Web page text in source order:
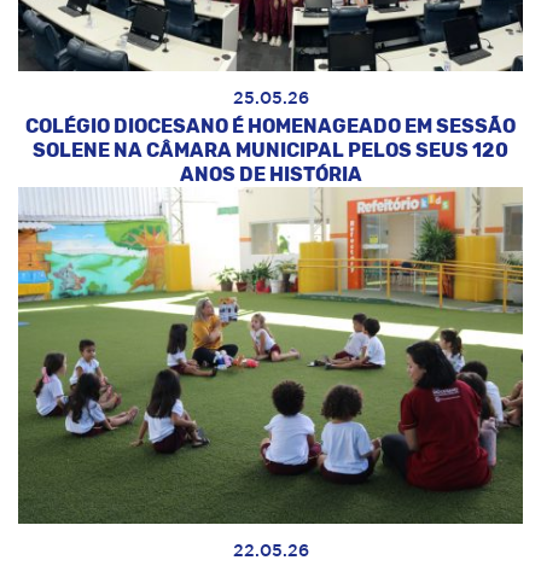
25.05.26
COLÉGIO DIOCESANO É HOMENAGEADO EM SESSÃO
SOLENE NA CÂMARA MUNICIPAL PELOS SEUS 120
ANOS DE HISTÓRIA
22.05.26